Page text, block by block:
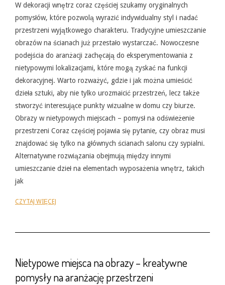
31
W dekoracji wnętrz coraz częściej szukamy oryginalnych
pomysłów, które pozwolą wyrazić indywidualny styl i nadać
przestrzeni wyjątkowego charakteru. Tradycyjne umieszczanie
obrazów na ścianach już przestało wystarczać. Nowoczesne
podejścia do aranżacji zachęcają do eksperymentowania z
nietypowymi lokalizacjami, które mogą zyskać na funkcji
dekoracyjnej. Warto rozważyć, gdzie i jak można umieścić
dzieła sztuki, aby nie tylko urozmaicić przestrzeń, lecz także
stworzyć interesujące punkty wizualne w domu czy biurze.
Obrazy w nietypowych miejscach – pomysł na odświeżenie
przestrzeni Coraz częściej pojawia się pytanie, czy obraz musi
znajdować się tylko na głównych ścianach salonu czy sypialni.
Alternatywne rozwiązania obejmują między innymi
umieszczanie dzieł na elementach wyposażenia wnętrz, takich
jak
CZYTAJ WIĘCEJ
Nietypowe miejsca na obrazy – kreatywne
pomysły na aranżację przestrzeni